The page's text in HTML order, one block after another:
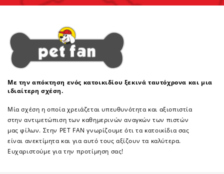
Με την απόκτηση ενός κατοικιδίου ξεκινά ταυτόχρονα και μια
ιδιαίτερη σχέση.
Μία σχέση η οποία χρειάζεται υπευθυνότητα και αξιοπιστία
στην αντιμετώπιση των καθημερινών αναγκών των πιστών
μας φίλων. Στην PET FAN γνωρίζουμε ότι τα κατοικίδια σας
είναι ανεκτίμητα και για αυτό τους αξίζουν τα καλύτερα.
Ευχαριστούμε για την προτίμηση σας!